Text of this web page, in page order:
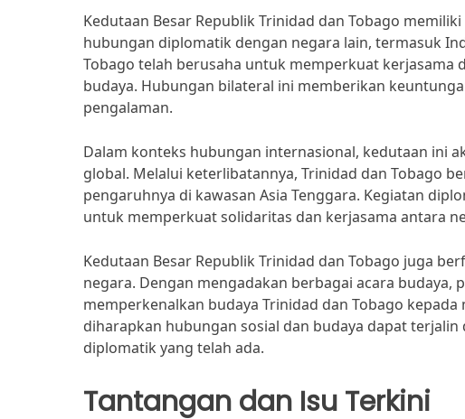
Kedutaan Besar Republik Trinidad dan Tobago
hubungan diplomatik dengan negara lain, termasuk
Tobago telah berusaha untuk memperkuat
budaya. Hubungan bilateral ini memberikan
pengalaman.
Dalam konteks hubungan internasional, kedutaan ini
global. Melalui keterlibatannya, Trinidad dan Tobago
pengaruhnya di kawasan Asia Tenggara. Kegiatan
untuk memperkuat solidaritas dan kerjasama antara
Kedutaan Besar Republik Trinidad dan Tobago juga
negara. Dengan mengadakan berbagai acara
memperkenalkan budaya Trinidad dan Tobago
diharapkan hubungan sosial dan budaya dapat
diplomatik yang telah ada.
Tantangan dan Isu Terkini